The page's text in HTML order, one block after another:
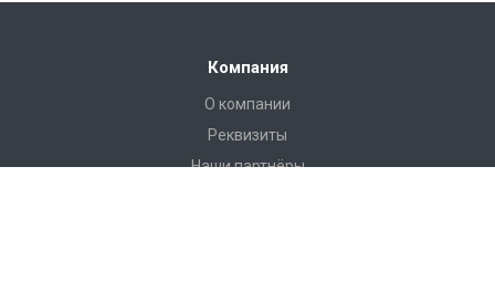
Компания
О компании
Реквизиты
Наши партнёры